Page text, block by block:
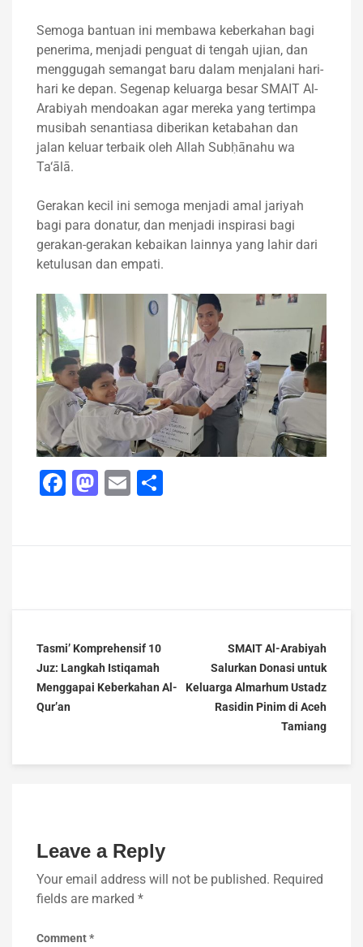
Semoga bantuan ini membawa keberkahan bagi
penerima, menjadi penguat di tengah ujian, dan
menggugah semangat baru dalam menjalani hari-
hari ke depan. Segenap keluarga besar SMAIT Al-
Arabiyah mendoakan agar mereka yang tertimpa
musibah senantiasa diberikan ketabahan dan
jalan keluar terbaik oleh Allah Subḥānahu wa
Ta‘ālā.
Gerakan kecil ini semoga menjadi amal jariyah
bagi para donatur, dan menjadi inspirasi bagi
gerakan-gerakan kebaikan lainnya yang lahir dari
ketulusan dan empati.
Facebook
Mastodon
Email
Tasmi’ Komprehensif 10
Juz: Langkah Istiqamah
Menggapai Keberkahan Al-
Qur’an
SMAIT Al-Arabiyah
Salurkan Donasi untuk
Keluarga Almarhum Ustadz
Rasidin Pinim di Aceh
Tamiang
Leave a Reply
Your email address will not be published. Required
fields are marked *
Comment*